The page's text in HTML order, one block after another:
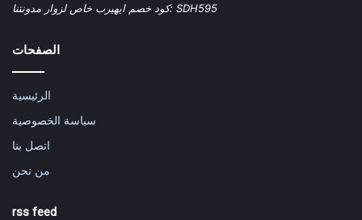
كود خصم ايهيرب خاص لزوار مدونتنا: SDH595
الصفحات
الرئيسية
سياسة الخصوصية
اتصل بنا
من نحن
rss feed